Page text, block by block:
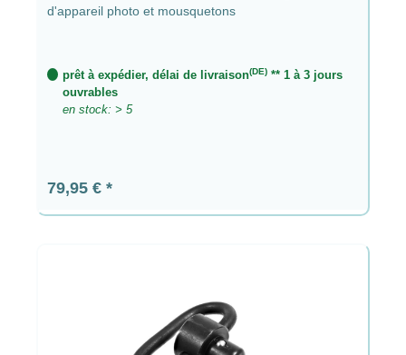
d'appareil photo et mousquetons
prêt à expédier, délai de livraison(DE) ** 1 à 3 jours
ouvrables
en stock: > 5
Prix régulier :
79,95 €